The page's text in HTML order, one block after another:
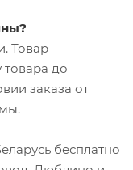
Товар
товара до
заказа от
бесплатно